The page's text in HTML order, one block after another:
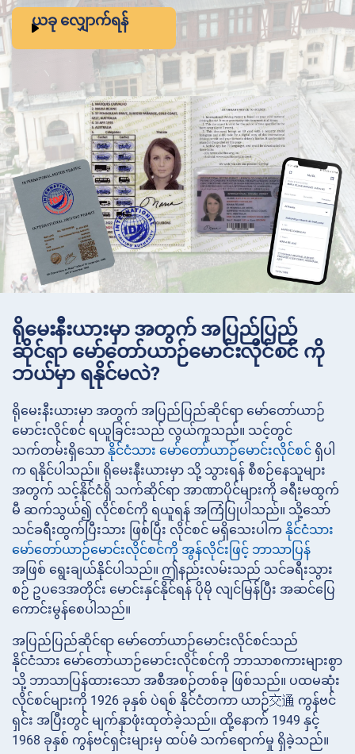
ယခု လျှောက်ရန်
ရိုမေးနီးယားမှာ အတွက် အပြည်ပြည်
ဆိုင်ရာ မော်တော်ယာဉ်မောင်းလိုင်စင် ကို
ဘယ်မှာ ရနိုင်မလဲ?
ရိုမေးနီးယားမှာ အတွက် အပြည်ပြည်ဆိုင်ရာ မော်တော်ယာဉ်
မောင်းလိုင်စင် ရယူခြင်းသည် လွယ်ကူသည်။ သင့်တွင်
သက်တမ်းရှိသော နိုင်ငံသား မော်တော်ယာဉ်မောင်းလိုင်စင် ရှိပါ
က ရနိုင်ပါသည်။ ရိုမေးနီးယားမှာ သို့ သွားရန် စီစဉ်နေသူများ
အတွက် သင့်နိုင်ငံရှိ သက်ဆိုင်ရာ အာဏာပိုင်များကို ခရီးမထွက်
မီ ဆက်သွယ်၍ လိုင်စင်ကို ရယူရန် အကြံပြုပါသည်။ သို့သော်
သင်ခရီးထွက်ပြီးသား ဖြစ်ပြီး လိုင်စင် မရှိသေးပါက နိုင်ငံသား
မော်တော်ယာဉ်မောင်းလိုင်စင်ကို အွန်လိုင်းဖြင့် ဘာသာပြန်
အဖြစ် ရွေးချယ်နိုင်ပါသည်။ ဤနည်းလမ်းသည် သင်ခရီးသွား
စဉ် ဥပဒေအတိုင်း မောင်းနှင်နိုင်ရန် ပိုမို လျင်မြန်ပြီး အဆင်ပြေ
ကောင်းမွန်စေပါသည်။
အပြည်ပြည်ဆိုင်ရာ မော်တော်ယာဉ်မောင်းလိုင်စင်သည်
နိုင်ငံသား မော်တော်ယာဉ်မောင်းလိုင်စင်ကို ဘာသာစကားများစွာ
သို့ ဘာသာပြန်ထားသော အစီအစဉ်တစ်ခု ဖြစ်သည်။ ပထမဆုံး
လိုင်စင်များကို 1926 ခုနှစ် ပဲရစ် နိုင်ငံတကာ ယာဉ်交通 ကွန်ဗင်
ရှင်း အပြီးတွင် မျက်နှာဖုံးထုတ်ခဲ့သည်။ ထို့နောက် 1949 နှင့်
1968 ခုနှစ် ကွန်ဗင်ရှင်းများမှ ထပ်မံ သက်ရောက်မှု ရှိခဲ့သည်။